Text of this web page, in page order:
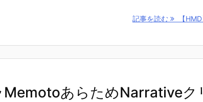
記事を読む 【
MemotoあらためNarrativeク